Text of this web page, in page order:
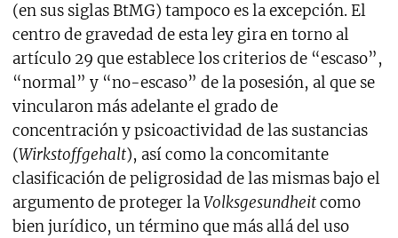
(en sus siglas BtMG) tampoco es la excepción. El
centro de gravedad de esta ley gira en torno al
artículo 29 que establece los criterios de “escaso”,
“normal” y “no-escaso” de la posesión, al que se
vincularon más adelante el grado de
concentración y psicoactividad de las sustancias
(Wirkstoffgehalt), así como la concomitante
clasificación de peligrosidad de las mismas bajo el
argumento de proteger laVolksgesundheitcomo
bien jurídico, un término que más allá del uso